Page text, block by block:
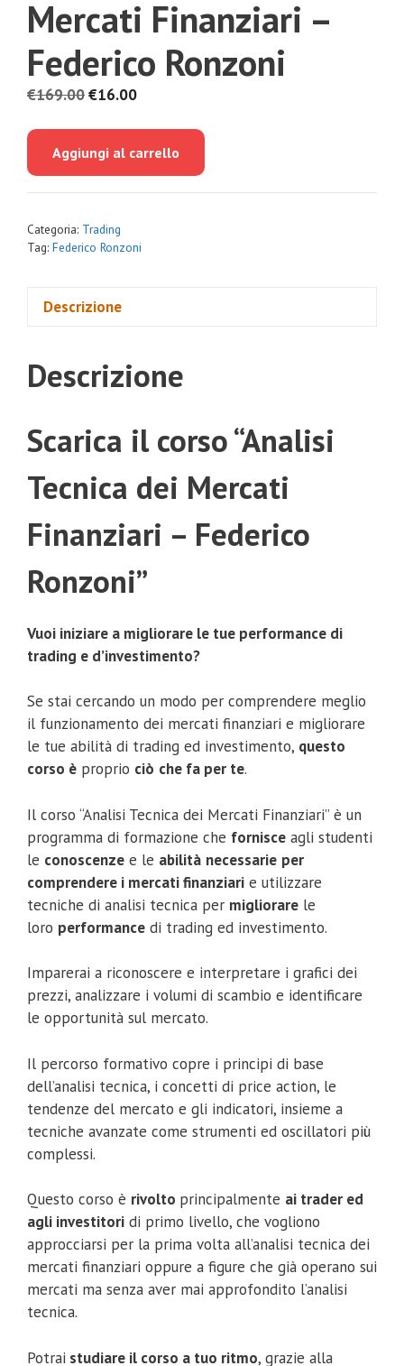
Mercati Finanziari –
Federico Ronzoni
€169.00Il
era:
€16.00Il
è:
Aggiungi al carrello
Categoria: Trading
Tag: Federico Ronzoni
Descrizione
Descrizione
Scarica il corso “Analisi
Tecnica dei Mercati
Finanziari – Federico
Ronzoni”
Vuoi iniziare a migliorare le tue performance di
trading e d’investimento?
Se stai cercando un modo per comprendere meglio
il funzionamento dei mercati finanziari e migliorare
le tue abilità di trading ed investimento, questo
corso è proprio ciò che fa per te.
Il corso “Analisi Tecnica dei Mercati Finanziari” è un
programma di formazione che fornisce agli studenti
le conoscenze e le abilità necessarie per
comprendere i mercati finanziari e utilizzare
tecniche di analisi tecnica per migliorare le
loro performance di trading ed investimento.
Imparerai a riconoscere e interpretare i grafici dei
prezzi, analizzare i volumi di scambio e identificare
le opportunità sul mercato.
Il percorso formativo copre i principi di base
dell’analisi tecnica, i concetti di price action, le
tendenze del mercato e gli indicatori, insieme a
tecniche avanzate come strumenti ed oscillatori più
complessi.
Questo corso è rivolto principalmente ai trader ed
agli investitori di primo livello, che vogliono
approcciarsi per la prima volta all’analisi tecnica dei
mercati finanziari oppure a figure che già operano sui
mercati ma senza aver mai approfondito l’analisi
tecnica.
Potrai studiare il corso a tuo ritmo, grazie alla